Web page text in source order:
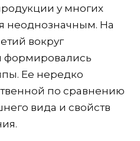
у многих
неоднозначным. На
вокруг
Ее нередко
по сравнению
вида и свойств